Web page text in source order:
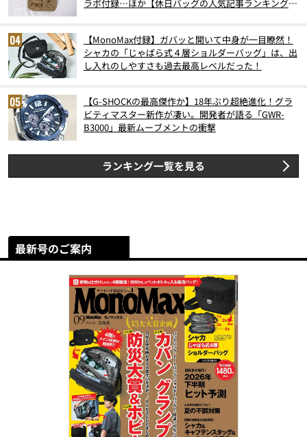
ラボ付録…ほか【休日バッグの人気記事ランキングベ
【MonoMax付録】ガバッと開いて中身が一目瞭然！
シャカの「じゃばら式４層ショルダーバッグ」は、出
し入れのしやすさも過去最高レベルだった！
【G-SHOCKの最高傑作か】18年ぶり超絶進化！グラ
ビティマスター新作が凄い。開発者が語る「GWR-
B3000」最新ムーブメントの衝撃
ランキング一覧を見る
最新号のご案内